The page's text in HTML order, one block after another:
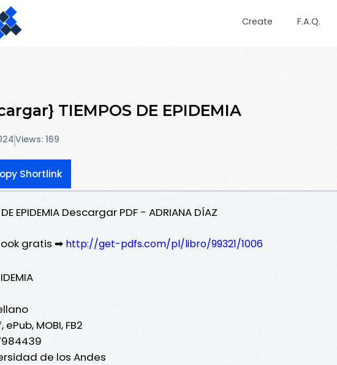
Create F.A.Q.
TIEMPOS DE EPIDEMIA
Views: 169
Shortlink
EPIDEMIA Descargar PDF - ADRIANA DÍAZ
gratis ➡ http://get-pdfs.com/pl/libro/99321/1006
MOBI, FB2
de los Andes